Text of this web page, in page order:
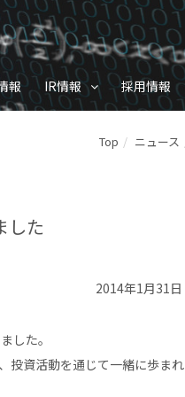
報 IR情報 採用情報
Top ニュース
した
2014年1月31日
した。
投資活動を通じて一緒に歩まれ